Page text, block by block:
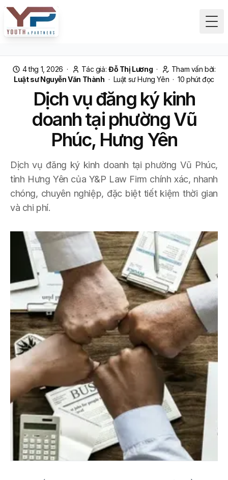
4 thg 1, 2026 · Tác giả: Đỗ Thị Lương ·
Tham vấn bởi:
Luật sư Nguyễn Văn Thành · Luật sư Hưng Yên ·10 phút đọc
Dịch vụ đăng ký kinh
doanh tại phường Vũ
Phúc, Hưng Yên
Dịch vụ đăng ký kinh doanh tại phường Vũ Phúc,
tỉnh Hưng Yên của Y&P Law Firm chính xác, nhanh
chóng, chuyên nghiệp, đặc biệt tiết kiệm thời gian
và chi phí.